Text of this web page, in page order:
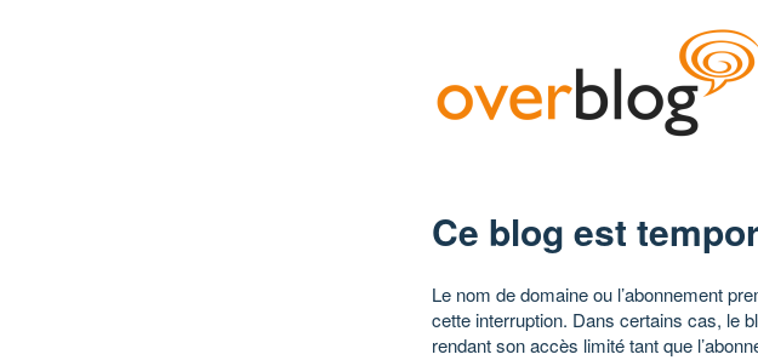
Ce blog est
Le nom de domaine ou l’abonnement
cette interruption. Dans certains cas, le
rendant son accès limité tant que